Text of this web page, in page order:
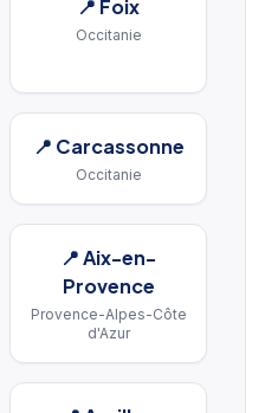
📍 Foix
Occitanie
📍 Carcassonne
Occitanie
📍Aix-en-
Provence
Provence-Alpes-Côte
d'Azur